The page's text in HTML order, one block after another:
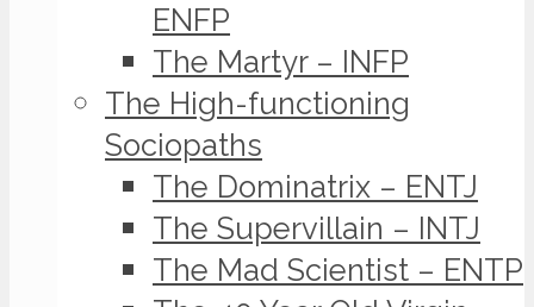
ENFP
The Martyr – INFP
The High-functioning
Sociopaths
The Dominatrix – ENTJ
The Supervillain – INTJ
The Mad Scientist – ENTP